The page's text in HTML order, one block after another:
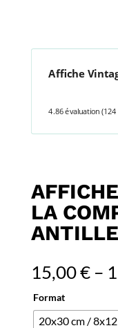
Affiche
4.86 évaluation (124
LA
15,00€–
Format
20x30 cm /